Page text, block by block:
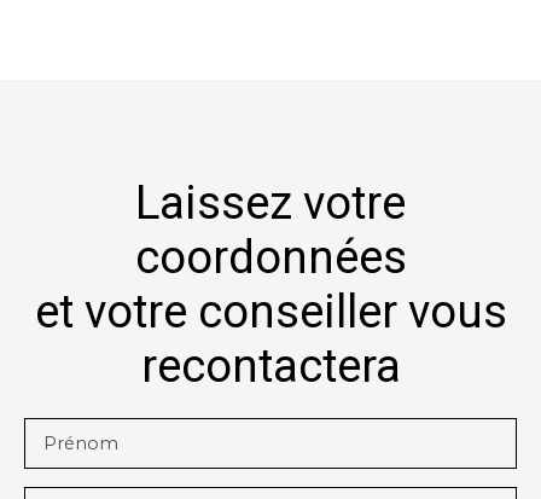
Laissez votre
coordonnées
et votre conseiller vous
recontactera
Prénom